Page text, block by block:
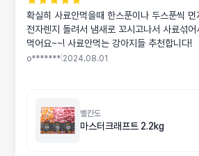
확실히 사료안먹을때 한스푼이나 두스푼씩
전자렌지 돌려서 냄새로 꼬시고나서 사료섞
먹어요~~! 사료안먹는 강아지들 추천합니다!
o******* 2024.08.01
벨칸도
마스터크래프트 2.2kg